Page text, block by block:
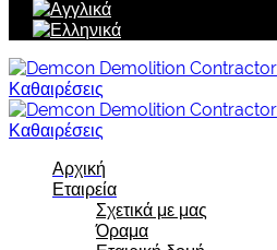
Αρχική
Εταιρεία
Σχετικά με μας
Όραμα